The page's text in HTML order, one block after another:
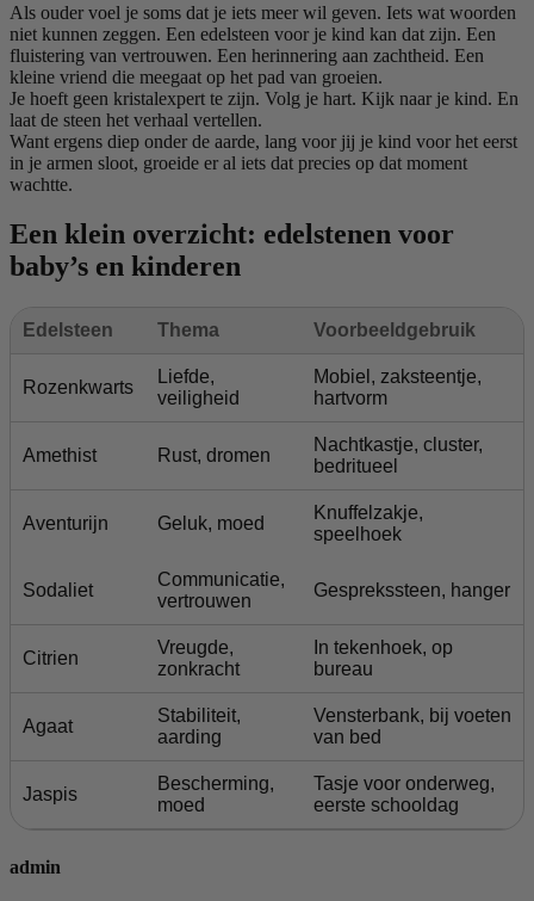
Als ouder voel je soms dat je iets meer wil geven. Iets wat woorden
niet kunnen zeggen. Een edelsteen voor je kind kan dat zijn. Een
fluistering van vertrouwen. Een herinnering aan zachtheid. Een
kleine vriend die meegaat op het pad van groeien.
Je hoeft geen kristalexpert te zijn. Volg je hart. Kijk naar je kind. En
laat de steen het verhaal vertellen.
Want ergens diep onder de aarde, lang voor jij je kind voor het eerst
in je armen sloot, groeide er al iets dat precies op dat moment
wachtte.
Een klein overzicht: edelstenen voor
baby’s en kinderen
Edelsteen Thema Voorbeeldgebruik
Rozenkwarts
Liefde,
veiligheid
Mobiel, zaksteentje,
hartvorm
Amethist Rust, dromen
Nachtkastje, cluster,
bedritueel
Aventurijn Geluk, moed
Knuffelzakje,
speelhoek
Sodaliet
Communicatie,
vertrouwen
Gesprekssteen, hanger
Citrien
Vreugde,
zonkracht
In tekenhoek, op
bureau
Agaat
Stabiliteit,
aarding
Vensterbank, bij voeten
van bed
Jaspis
Bescherming,
moed
Tasje voor onderweg,
eerste schooldag
admin